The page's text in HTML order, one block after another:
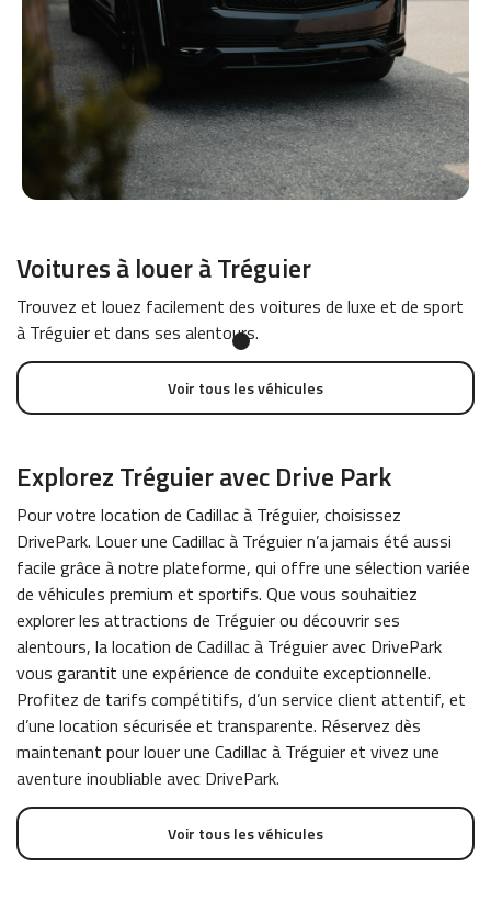
Voitures à louer à Tréguier
Trouvez et louez facilement des voitures de luxe et de sport
à Tréguier et dans ses alentours.
Voir tous les véhicules
Explorez Tréguier avec Drive Park
Pour votre location de Cadillac à Tréguier, choisissez
DrivePark. Louer une Cadillac à Tréguier n’a jamais été aussi
facile grâce à notre plateforme, qui offre une sélection variée
de véhicules premium et sportifs. Que vous souhaitiez
explorer les attractions de Tréguier ou découvrir ses
alentours, la location de Cadillac à Tréguier avec DrivePark
vous garantit une expérience de conduite exceptionnelle.
Profitez de tarifs compétitifs, d’un service client attentif, et
d’une location sécurisée et transparente. Réservez dès
maintenant pour louer une Cadillac à Tréguier et vivez une
aventure inoubliable avec DrivePark.
Voir tous les véhicules